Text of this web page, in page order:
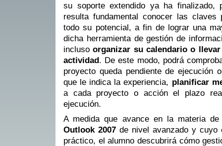
su soporte extendido ya ha finalizado,
resulta fundamental conocer las
todo su potencial, a fin de lograr una
dicha herramienta de gestión de
inclusoorganizar su calendario o
actividad. De este modo, podrá
proyecto queda pendiente de ejecución
que le indica la experiencia, planificar
a cada proyecto o acción el plazo
ejecución.
A medida que avance en la materia
Outlook 2007 de nivel avanzado y cuyo
práctico, el alumno descubrirá cómo